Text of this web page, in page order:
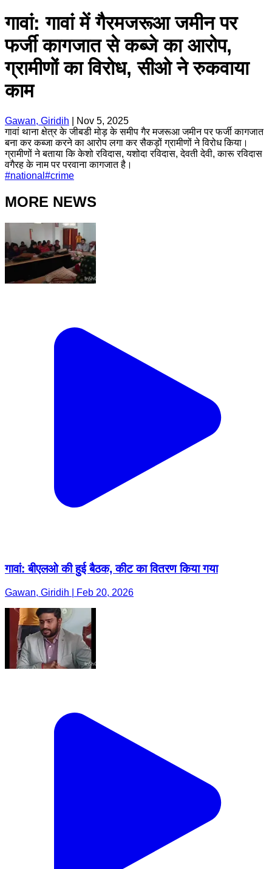
गावां: गावां में गैरमजरूआ जमीन पर
फर्जी कागजात से कब्जे का आरोप,
ग्रामीणों का विरोध, सीओ ने रुकवाया
काम
Gawan, Giridih
Nov 5, 2025
गावां थाना क्षेत्र के जीबडी मोड़ के समीप गैर मजरूआ जमीन पर फर्जी कागजात
बना कर कब्जा करने का आरोप लगा कर सैकड़ों ग्रामीणों ने विरोध किया।
ग्रामीणों ने बताया कि केशो रविदास, यशोदा रविदास, देवती देवी, कारू रविदास
वगैरह के नाम पर परवाना कागजात है।
#national #crime
MORE NEWS
गावां: बीएलओ की हुई बैठक, कीट का वितरण किया गया
Gawan, Giridih | Feb 20, 2026